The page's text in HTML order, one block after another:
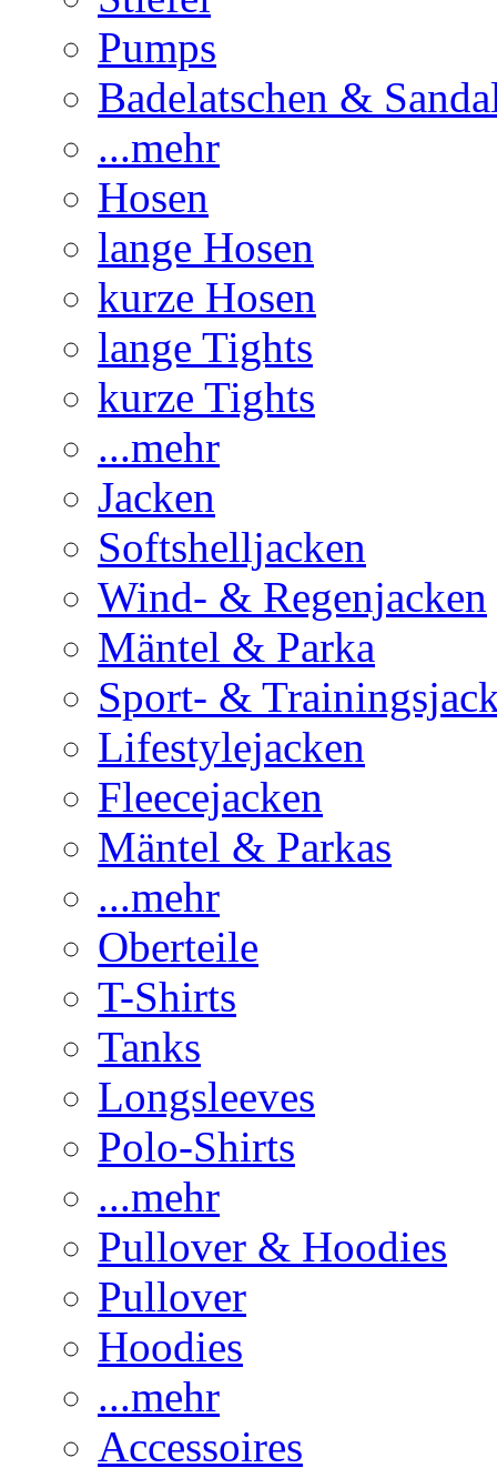
Pumps
Badelatschen &
...mehr
Hosen
lange Hosen
kurze Hosen
lange Tights
kurze Tights
...mehr
Jacken
Softshelljacken
Wind- & Regenjacken
Mäntel & Parka
Sport- &
Lifestylejacken
Fleecejacken
Mäntel & Parkas
...mehr
Oberteile
T-Shirts
Tanks
Longsleeves
Polo-Shirts
...mehr
Pullover & Hoodies
Pullover
Hoodies
...mehr
Accessoires